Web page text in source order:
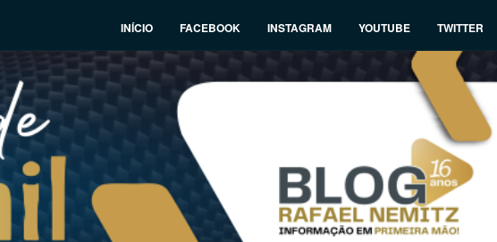
INÍCIO FACEBOOK INSTAGRAM YOUTUBE TWITTER